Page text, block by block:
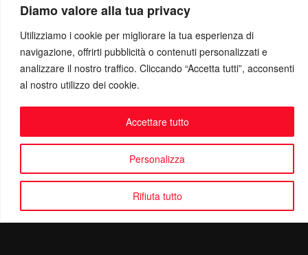
Diamo valore alla tua privacy
Utilizziamo i cookie per migliorare la tua esperienza di
navigazione, offrirti pubblicità o contenuti personalizzati e
analizzare il nostro traffico. Cliccando “Accetta tutti”, acconsenti
al nostro utilizzo dei cookie.
Personalizza
Rifiuta tutto
Accettare tutto